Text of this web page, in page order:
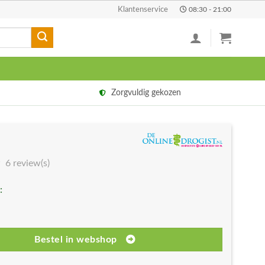
Klantenservice 08:30 - 21:00
Zorgvuldig gekozen
6 review(s)
Bestel in webshop